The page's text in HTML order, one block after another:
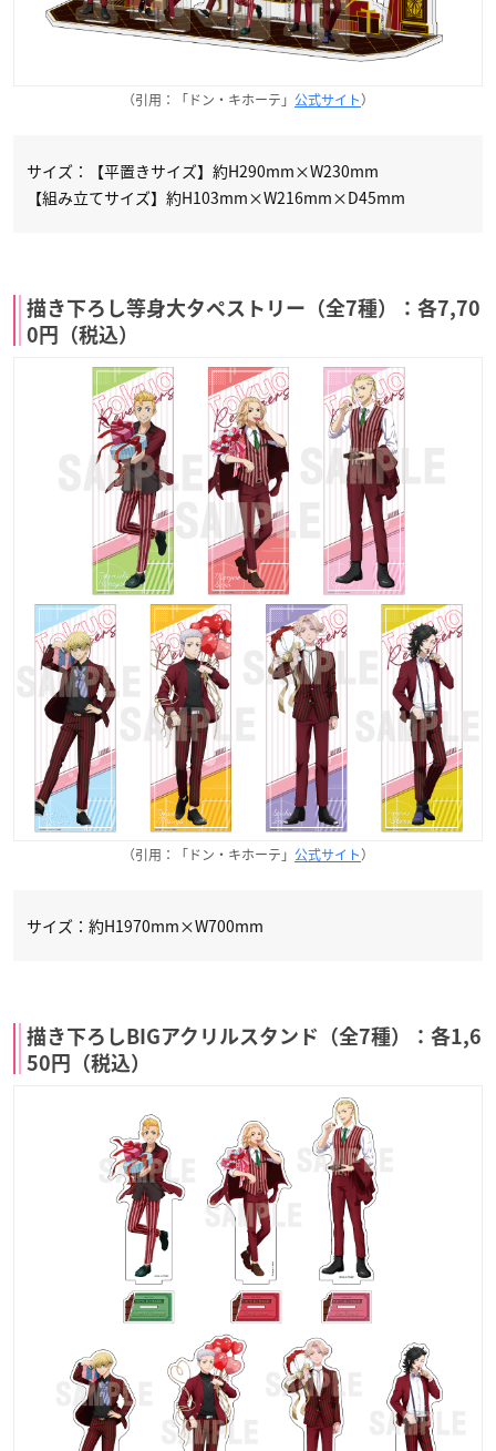
（引用：「ドン・キホーテ」 公式サイト）
サイズ：【平置きサイズ】約H290mm×W230mm
【組み立てサイズ】約H103mm×W216mm×D45mm
描き下ろし等身大タペストリー（全7種）：各7,70
0円（税込）
（引用：「ドン・キホーテ」 公式サイト）
サイズ：約H1970mm×W700mm
描き下ろしBIGアクリルスタンド（全7種）：各1,6
50円（税込）